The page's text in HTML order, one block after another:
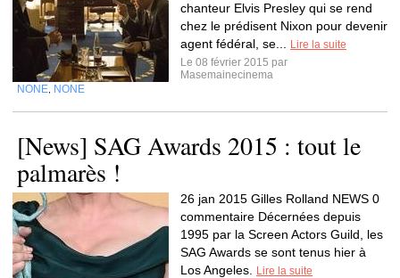
chanteur Elvis Presley qui se rend
chez le prédisent Nixon pour devenir
agent fédéral, se...
Lire la suite
Le 08 février 2015 par
Masemainecinema
NONE NONE
[News] SAG Awards 2015 : tout le
palmarès !
26 jan 2015 Gilles Rolland NEWS 0
commentaire Décernées depuis
1995 par la Screen Actors Guild, les
SAG Awards se sont tenus hier à
Los Angeles.
Lire la suite